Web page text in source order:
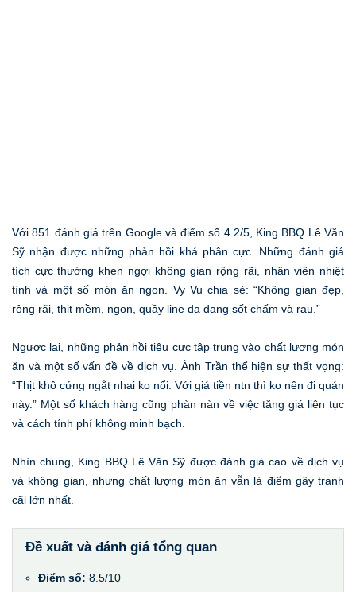
Với 851 đánh giá trên Google và điểm số 4.2/5, King BBQ Lê Văn
Sỹ nhận được những phản hồi khá phân cực. Những đánh giá
tích cực thường khen ngợi không gian rộng rãi, nhân viên nhiệt
tình và một số món ăn ngon. Vy Vu chia sẻ: “Không gian đẹp,
rộng rãi, thịt mềm, ngon, quầy line đa dạng sốt chấm và rau.”
Ngược lại, những phản hồi tiêu cực tập trung vào chất lượng món
ăn và một số vấn đề về dịch vụ. Ánh Trần thể hiện sự thất vọng:
“Thịt khô cứng ngắt nhai ko nổi. Với giá tiền ntn thì ko nên đi quán
này.” Một số khách hàng cũng phàn nàn về việc tăng giá liên tục
và cách tính phí không minh bạch.
Nhìn chung, King BBQ Lê Văn Sỹ được đánh giá cao về dịch vụ
và không gian, nhưng chất lượng món ăn vẫn là điểm gây tranh
cãi lớn nhất.
Đề xuất và đánh giá tổng quan
Điểm số: 8.5/10